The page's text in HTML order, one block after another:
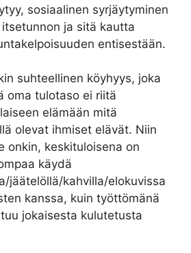
sosiaalinen syrjäytyminen
ja sitä kautta
entisestään.
suhteellinen köyhyys, joka
oma tulotaso ei riitä
elämään mitä
olevat ihmiset elävät. Niin
onkin, keskituloisena on
käydä
jäätelöllä/kahvilla/elokuvissa
kanssa, kuin työttömänä
jokaisesta kulutetusta